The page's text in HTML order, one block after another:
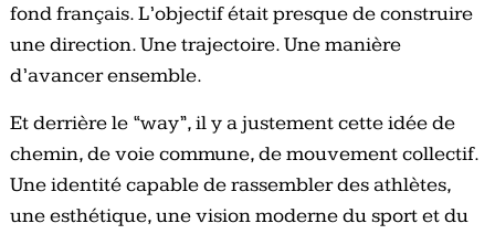
fond français. L’objectif était presque de construire
une direction. Une trajectoire. Une manière
d’avancer ensemble.
Et derrière le “way”, il y a justement cette idée de
chemin, de voie commune, de mouvement collectif.
Une identité capable de rassembler des athlètes,
une esthétique, une vision moderne du sport et du